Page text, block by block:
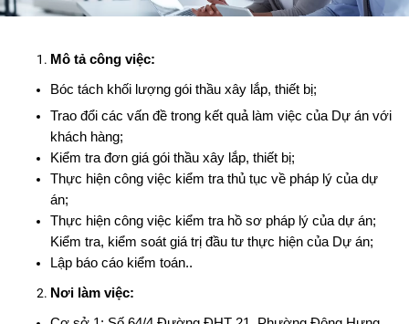
Mô tả công việc:
Bóc tách khối lượng gói thầu xây lắp, thiết bị;
Trao đổi các vấn đề trong kết quả làm việc của Dự án với
khách hàng;
Kiểm tra đơn giá gói thầu xây lắp, thiết bị;
Thực hiện công việc kiểm tra thủ tục về pháp lý của dự
án;
Thực hiện công việc kiểm tra hồ sơ pháp lý của dự án;
Kiểm tra, kiểm soát giá trị đầu tư thực hiện của Dự án;
Lập báo cáo kiểm toán..
Nơi làm việc: